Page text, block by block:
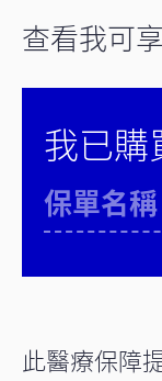
查看我可
我已購
保單名稱
此醫療保障